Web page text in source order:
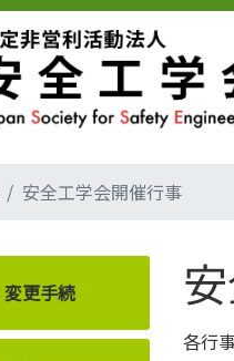
安全工学会開催行事
更手続
各行